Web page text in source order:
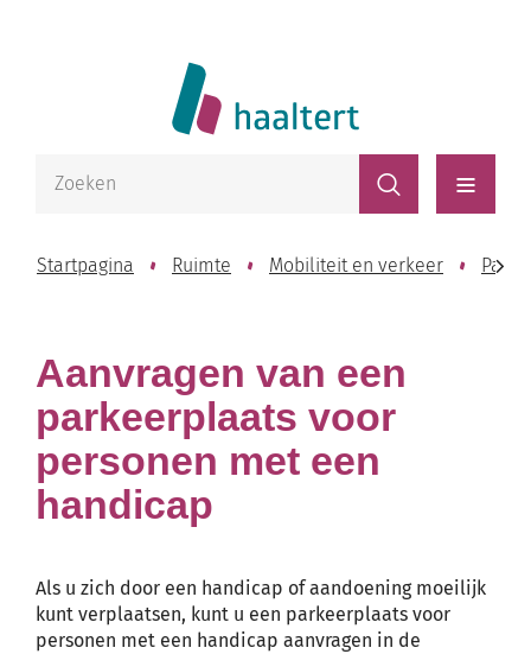
Haaltert
Menu
kunnen
helpen?
Zoeken
Startpagina Ruimte Mobiliteit en verkeer
Aanvragen van een
parkeerplaats voor
personen met een
handicap
Als u zich door een handicap of aandoening moeilijk
kunt verplaatsen, kunt u een parkeerplaats voor
personen met een handicap aanvragen in de